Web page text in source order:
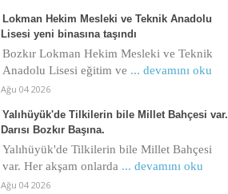
Lokman Hekim Mesleki ve Teknik Anadolu
Lisesi yeni binasına taşındı
Bozkır Lokman Hekim Mesleki ve Teknik
Anadolu Lisesi eğitim ve ... devamını oku
Ağu 04 2026
Yalıhüyük'de Tilkilerin bile Millet Bahçesi var.
Darısı Bozkır Başına.
Yalıhüyük'de Tilkilerin bile Millet Bahçesi
var. Her akşam onlarda ... devamını oku
Ağu 04 2026